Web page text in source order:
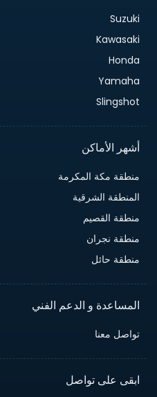
Suzuki
Kawasaki
Honda
Yamaha
Slingshot
أشهر الأماكن
منطقة مكة المكرمة
المنطقة الشرقية
منطقة القصيم
منطقة نجران
منطقة حائل
المساعدة و الدعم الفني
تواصل معنا
ابقى على تواصل